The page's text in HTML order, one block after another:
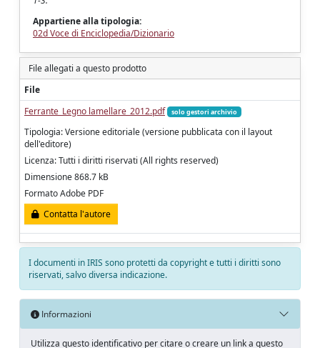
Appartiene alla tipologia:
02d Voce di Enciclopedia/Dizionario
File allegati a questo prodotto
File
Ferrante_Legno lamellare_2012.pdf
solo gestori archivio
Tipologia: Versione editoriale (versione pubblicata con il layout
dell'editore)
Licenza: Tutti i diritti riservati (All rights reserved)
Dimensione 868.7 kB
Formato Adobe PDF
Contatta l'autore
I documenti in IRIS sono protetti da copyright e tutti i diritti sono
riservati, salvo diversa indicazione.
Informazioni
Utilizza questo identificativo per citare o creare un link a questo